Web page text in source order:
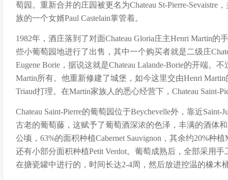
萄园。重新合并的庄园被更名为Chateau St-Pierre-Sevaistre
族的一个女婿Paul Castelain掌管着。
1982年，酒庄落到了对面Chateau Gloria庄主Henri Martin的
些小葡萄园地进行了出售，其中一个购买者就是二级庄
Eugene Borie，据说这就是Chateau Lalande-Borie的开端。
Martin所有。他重新修建了城堡，如今这里交由Henri Martin
Triaud打理。在Martin家族人的悉心经营下，Chateau Saint-
Chateau Saint-Pierre的葡萄园位于Beychevelle外，靠近
古老的葡萄藤，这赋予了葡萄酒深浓的色泽，丰满的酒体
公顷，63%的面积种植Cabernet Sauvignon，其余约20%种植
还有小部分面积种植Petit Verdot。葡萄成熟后，全部采用
在搪瓷罐中进行的，时间长达2-4周，然后放进控温的橡木